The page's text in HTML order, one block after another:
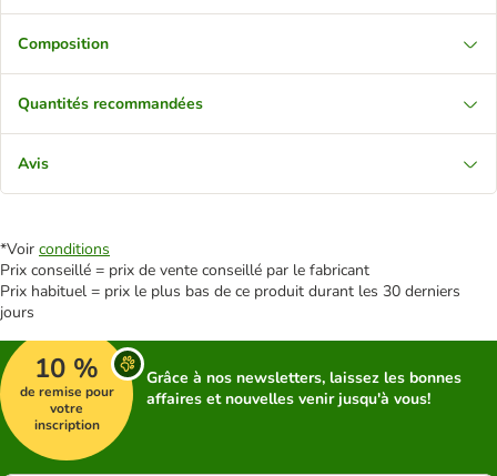
Composition
Quantités recommandées
Avis
*Voir conditions
Prix conseillé = prix de vente conseillé par le fabricant
Prix habituel = prix le plus bas de ce produit durant les 30 derniers
jours
10 %
de remise pour
votre
inscription
Grâce à nos newsletters, laissez les bonnes
affaires et nouvelles venir jusqu'à vous!